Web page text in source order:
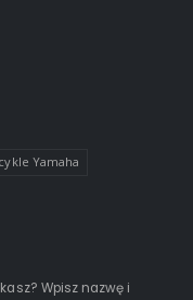
Yamaha
Wpisz nazwę i